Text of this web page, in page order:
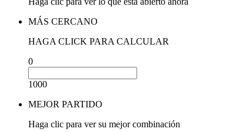
MÁS CERCANO
HAGA CLICK PARA CALCULAR
0
1000
MEJOR PARTIDO
Haga clic para ver su mejor combinación